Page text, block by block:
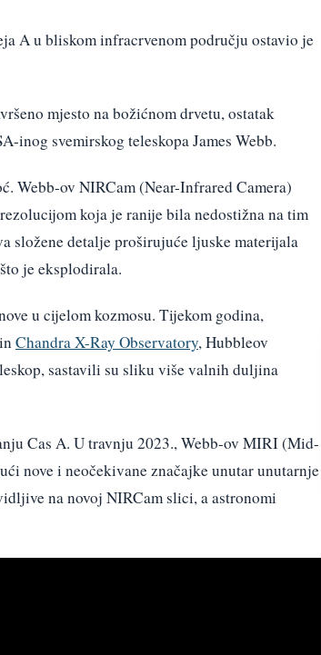
A u bliskom infracrvenom području ostavio je
mjesto na božićnom drvetu, ostatak
inog svemirskog teleskopa James Webb.
Webb-ov NIRCam (Near-Infrared Camera)
koja je ranije bila nedostižna na tim
složene detalje proširujuće ljuske materijala
je eksplodirala.
u cijelom kozmosu. Tijekom godina,
Chandra X-Ray Observatory, Hubbleov
sastavili su sliku više valnih duljina
Cas A. U travnju 2023., Webb-ov MIRI (Mid-
nove i neočekivane značajke unutar unutarnje
na novoj NIRCam slici, a astronomi